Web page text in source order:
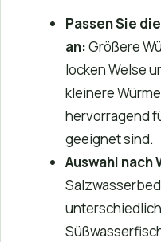
Passen Sie
an:Größere
locken Welse
kleinere
hervorragend
geeignet sind.
Auswahl nach